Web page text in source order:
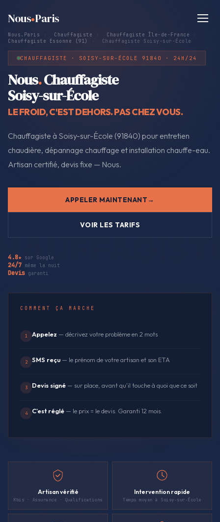
Nous Paris
Nous.Paris Chauffagiste Chauffagiste Île-de-France
Chauffagiste Essonne (91)
Chauffagiste Soisy-sur-École
CHAUFFAGISTE · SOISY-SUR-ÉCOLE 91840 · 24H/24
Nous.Chauffagiste
Soisy-sur-École
LE FROID, C'EST DEHORS. PAS CHEZ VOUS.
Chauffagiste à Soisy-sur-École (91840) pour entretien
chaudière, dépannage chauffage et installation chauffe-eau.
Artisan certifié, devis fixe — Nous.
APPELER MAINTENANT
VOIR LES TARIFS
4.8★ sur Google
24/7 même la nuit
Devis garanti
COMMENT ÇA MARCHE
1 Appelez — décrivez votre problème en 2 mots
2 SMS reçu — le prénom de votre artisan et son ETA
3 Devis signé — sur place, avant qu'il touche à quoi que ce soit
4 C'est réglé — le prix = le devis. Garanti 12 mois.
Artisan vérifié
Kbis · Assurance · Qualifications
Intervention rapide
Temps moyen à Soisy-sur-École